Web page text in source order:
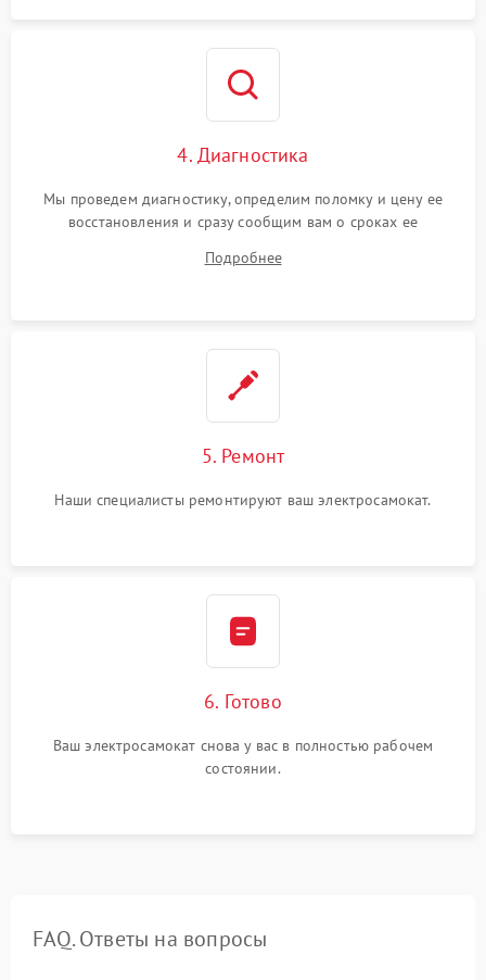
4. Диагностика
Мы проведем диагностику, определим поломку и цену ее
восстановления и сразу сообщим вам о сроках ее
Подробнее
5. Ремонт
Наши специалисты ремонтируют ваш электросамокат.
6. Готово
Ваш электросамокат снова у вас в полностью рабочем
состоянии.
FAQ. Ответы на вопросы